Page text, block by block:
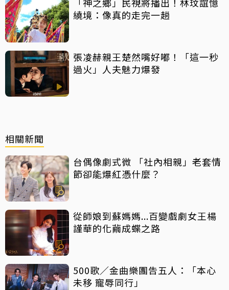
繞境：像真的走完一趟
張凌赫親王楚然嘴好嘟！「這一秒
過火」人夫魅力爆發
相關新聞
台偶像劇式微 「社內相親」老套情
節卻能爆紅憑什麼？
從師娘到蘇媽媽...百變戲劇女王楊
謹華的化繭成蝶之路
500歌／金曲樂團告五人：「本心
未移 寵辱同行」